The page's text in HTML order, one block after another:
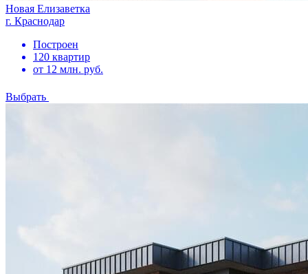
Новая Елизаветка
г. Краснодар
Построен
120 квартир
от 12 млн. руб.
Выбрать